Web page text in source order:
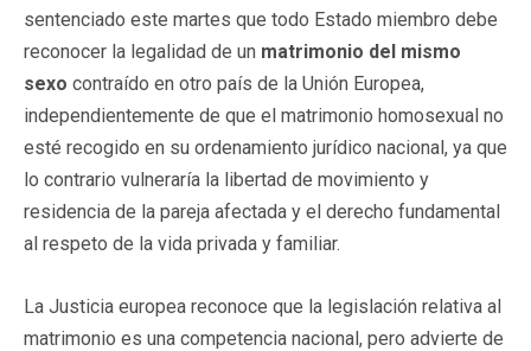
sentenciado este martes que todo Estado miembro debe
reconocer la legalidad de un matrimonio del mismo
sexo contraído en otro país de la Unión Europea,
independientemente de que el matrimonio homosexual no
esté recogido en su ordenamiento jurídico nacional, ya que
lo contrario vulneraría la libertad de movimiento y
residencia de la pareja afectada y el derecho fundamental
al respeto de la vida privada y familiar.
La Justicia europea reconoce que la legislación relativa al
matrimonio es una competencia nacional, pero advierte de